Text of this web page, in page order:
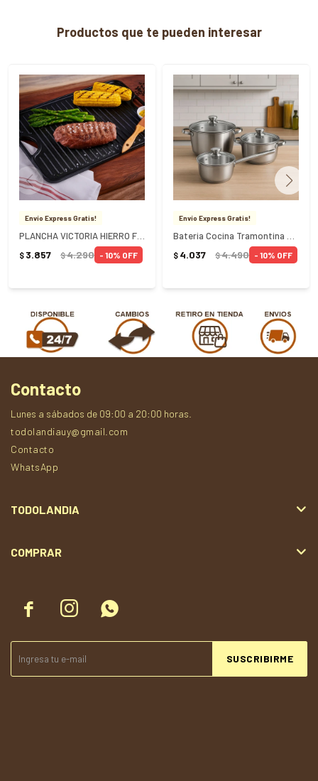
Productos que te pueden interesar
Envío Express Gratis!
$ 3.857 $4.290 10
Envío Express Gratis!
$ 4.037 $4.490 10
  
SUSCRIBIRME
Contacto
Lunes a sábados de 09:00 a 20:00 horas.
todolandiauy@gmail.com
Contacto
WhatsApp
TODOLANDIA
COMPRAR